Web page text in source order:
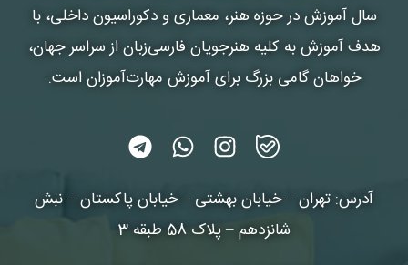
سال آموزش در حوزه هنر، معماری و دکوراسیون داخلی، با
هدف آموزش به کلیه هنرجویان فارسی‌زبان از سراسر جهان،
خواهان گامی بزرگ برای آموزش مهارت‌آموزان است.
آدرس: تهران – خیابان بهشتی – خیابان پاکستان – نبش
شانزدهم – پلاک 58 طبقه 3